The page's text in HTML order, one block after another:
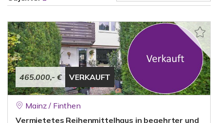
465.000,- € VERKAUFT
Mainz / Finthen
Vermietetes Reihenmittelhaus in begehrter und